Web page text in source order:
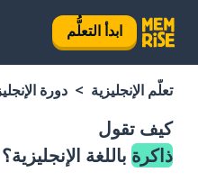
ابدأ التعلُّم
تعلَّم الإنجليزية دورة
كيف تقول
ذاكرة باللغة الإنجليزية؟